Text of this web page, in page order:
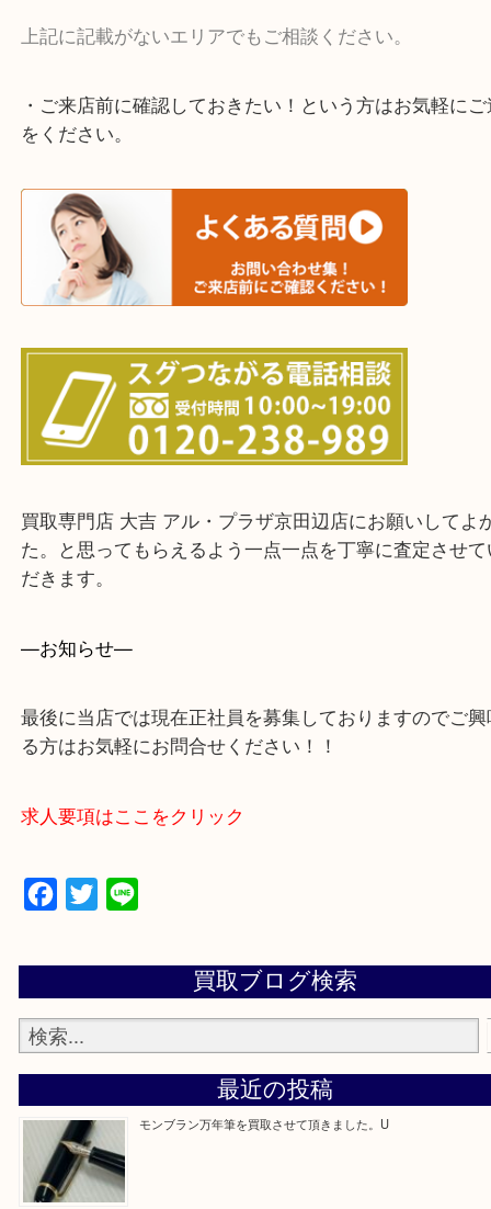
寝屋川市・門真市・伏見区・高槻市・甲賀市
交野市・井手町
上記に記載がないエリアでもご相談ください。
・ご来店前に確認しておきたい！という方はお気軽
をください。
買取専門店 大吉 アル・プラザ京田辺店にお願いし
た。と思ってもらえるよう一点一点を丁寧に査定さ
だきます。
—お知らせ—
最後に当店では現在正社員を募集しておりますの